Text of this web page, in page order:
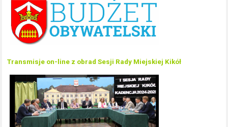
Transmisje on-line z obrad Sesji Rady Miejskiej Kikół